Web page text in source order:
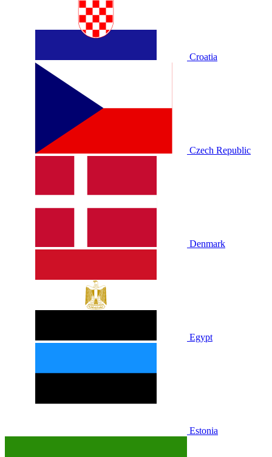
Croatia
Czech Republic
Denmark
Egypt
Estonia